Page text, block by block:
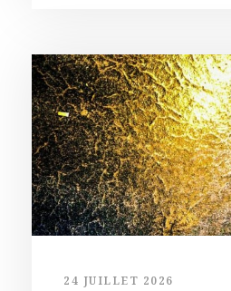
24 JUILLET 2026